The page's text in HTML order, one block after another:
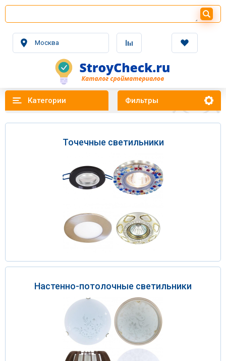
Москва
Фильтры
Категории
Точечные светильники
Настенно-потолочные светильники